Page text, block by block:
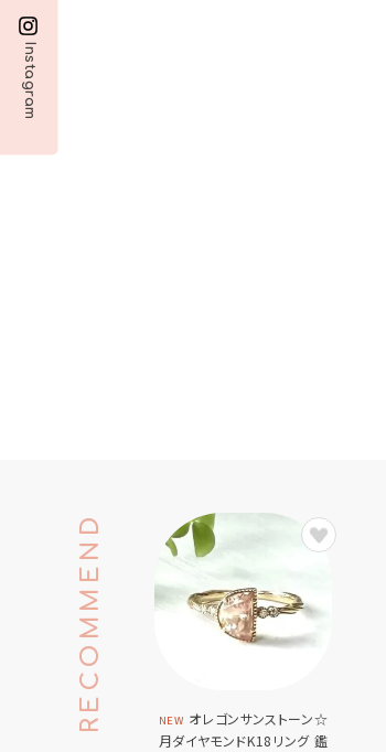
Instagram
RECOMMEND NEW オレゴンサンストーン☆
月ダイヤモンドK18リング 鑑